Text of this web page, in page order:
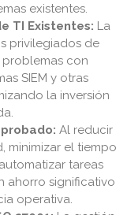
existentes.
TI Existentes: La
privilegiados de
problemas con
SIEM y otras
la inversión
Al reducir
minimizar el tiempo
tareas
ahorro significativo
operativa.